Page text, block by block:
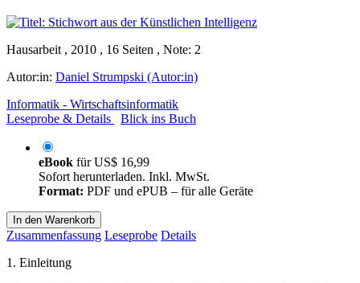
Hausarbeit , 2010 , 16 Seiten , Note: 2
Autor:in: Daniel Strumpski (Autor:in)
Informatik - Wirtschaftsinformatik
Leseprobe & Details
Blick ins Buch
eBook fürUS$ 16,99
Sofort herunterladen. Inkl. MwSt.
Format: PDF und ePUB – für alle Geräte
In den Warenkorb
Zusammenfassung Leseprobe Details
1. Einleitung